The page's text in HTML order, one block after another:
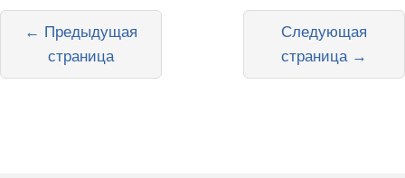
Следующая
страница →
← Предыдущая
страница